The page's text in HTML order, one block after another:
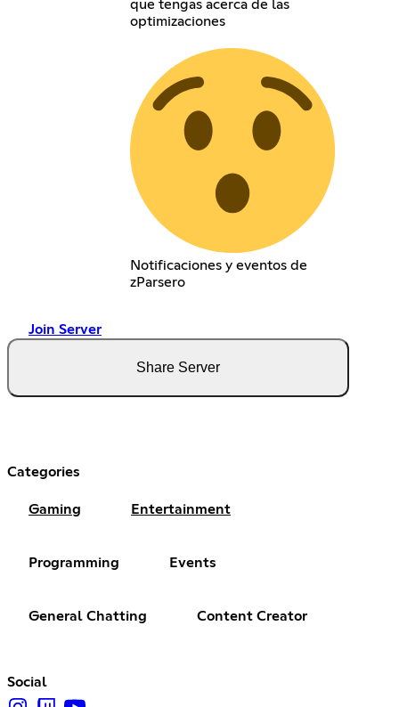
que tengas acerca de las
optimizaciones
Notificaciones y eventos de
zParsero
Join Server
Share Server
Categories
Gaming Entertainment
Programming Events
General Chatting Content Creator
Social